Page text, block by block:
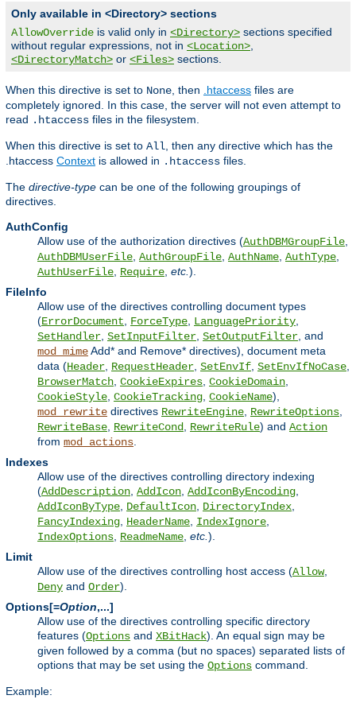
Only available in <Directory> sections
AllowOverride is valid only in <Directory> sections specified
without regular expressions, not in <Location>
<DirectoryMatch> or <Files> sections.
When this directive is set to None , then .htaccess files are
completely ignored. In this case, the server will not even attempt to
read .htaccess files in the filesystem.
When this directive is set to All , then any directive which has the
.htaccess Context is allowed in .htaccess files.
The directive-type can be one of the following groupings of
directives.
AuthConfig
Allow use of the authorization directives (AuthDBMGroupFile
AuthDBMUserFile AuthGroupFile AuthName AuthType
AuthUserFile Require etc. ).
FileInfo
Allow use of the directives controlling document types
(ErrorDocument ForceType LanguagePriority
SetHandler SetInputFilter SetOutputFilter , and
mod_mimeAdd* and Remove* directives), document meta
data (Header RequestHeader SetEnvIf SetEnvIfNoCase
BrowserMatch CookieExpires CookieDomain
CookieStyle CookieTracking CookieName),
mod_rewrite directives RewriteEngine RewriteOptions
RewriteBase RewriteCond RewriteRule) and Action
from mod_actions
Indexes
Allow use of the directives controlling directory indexing
(AddDescription AddIcon AddIconByEncoding
AddIconByType DefaultIcon DirectoryIndex
FancyIndexing HeaderName IndexIgnore
IndexOptions ReadmeName etc. ).
Limit
Allow use of the directives controlling host access (Allow,
Deny and Order).
Options[=Option,...]
Allow use of the directives controlling specific directory
features (Options and XBitHack). An equal sign may be
given followed by a comma (but no spaces) separated lists of
options that may be set using the Options command.
Example: